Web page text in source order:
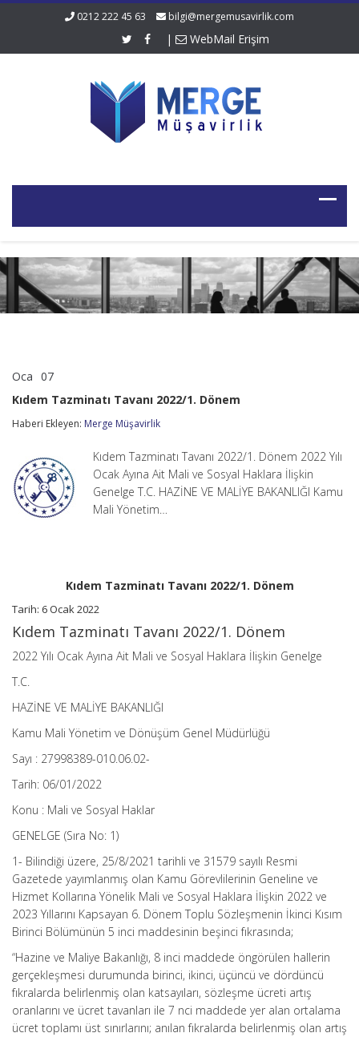
0212 222 45 63 bilgi@mergemusavirlik.com
| WebMail Erişim
Oca 07
Tavanı
2022/1.
Dönem
Kıdem Tazminatı Tavanı 2022/1. Dönem
Haberi Ekleyen: Merge Müşavirlik
Kıdem Tazminatı Tavanı 2022/1. Dönem 2022 Yılı
Ocak Ayına Ait Mali ve Sosyal Haklara İlişkin
Genelge T.C. HAZİNE VE MALİYE BAKANLIĞI Kamu
Mali Yönetim…
Kıdem Tazminatı Tavanı 2022/1. Dönem
Tarih: 6 Ocak 2022
Kıdem Tazminatı Tavanı 2022/1. Dönem
2022 Yılı Ocak Ayına Ait Mali ve Sosyal Haklara İlişkin Genelge
T.C.
HAZİNE VE MALİYE BAKANLIĞI
Kamu Mali Yönetim ve Dönüşüm Genel Müdürlüğü
Sayı : 27998389-010.06.02-
Tarih: 06/01/2022
Konu : Mali ve Sosyal Haklar
GENELGE (Sıra No: 1)
1- Bilindiği üzere, 25/8/2021 tarihli ve 31579 sayılı Resmi
Gazetede yayımlanmış olan Kamu Görevlilerinin Geneline ve
Hizmet Kollarına Yönelik Mali ve Sosyal Haklara İlişkin 2022 ve
2023 Yıllarını Kapsayan 6. Dönem Toplu Sözleşmenin İkinci Kısım
Birinci Bölümünün 5 inci maddesinin beşinci fıkrasında;
“Hazine ve Maliye Bakanlığı, 8 inci maddede öngörülen hallerin
gerçekleşmesi durumunda birinci, ikinci, üçüncü ve dördüncü
fıkralarda belirlenmiş olan katsayıları, sözleşme ücreti artış
oranlarını ve ücret tavanları ile 7 nci maddede yer alan ortalama
ücret toplamı üst sınırlarını; anılan fıkralarda belirlenmiş olan artış